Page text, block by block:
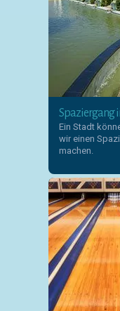
Spaziergang
Ein Stadt
wir einen
machen.